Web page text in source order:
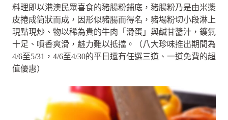
料理即以港澳民眾喜食的豬腸粉鋪底，豬腸粉乃是由米漿
皮捲成筒狀而成，因形似豬腸而得名，豬場粉切小段淋上
現點現炒、物以稀為貴的牛肉「滑蛋」與鹹甘醬汁，鑊氣
十足、噴香爽滑，魅力難以抵擋。（八大珍味推出期間為
4/6至5/31，4/6至4/30的平日還有任選三道、一道免費的超
值優惠）